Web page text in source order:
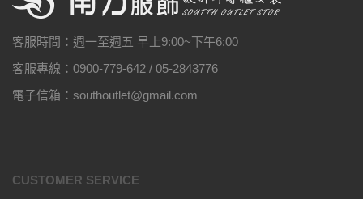
客服時間：週一至週五 早上9:00~下午6:00
客服專線：0900-779-642 / 05-2843776
電子信箱：southoutlet@gmail.com
CUSTOMER SERVICE